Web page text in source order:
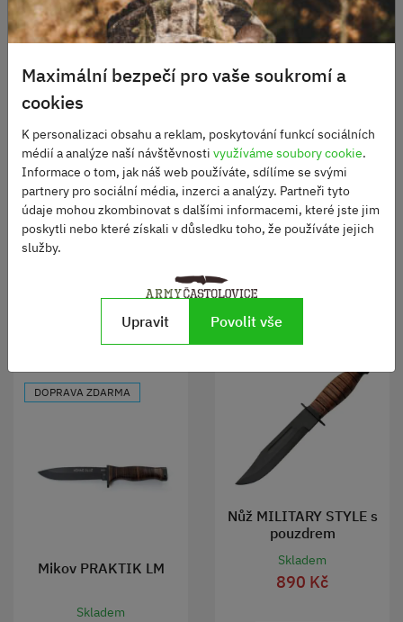
Bajonet Španělský CETME
typ 58 se závěsem
Skladem
1790 Kč
Nůž Smith&Wesson
EXTREME OPS karambit
hladké ostří ČERNÝ
Není skladem
1260 Kč
DOPRAVA ZDARMA
Mikov PRAKTIK LM
Skladem
Nůž MILITARY STYLE s
pouzdrem
Skladem
890 Kč
Maximální bezpečí pro vaše soukromí a
cookies
K personalizaci obsahu a reklam, poskytování funkcí sociálních
médií a analýze naší návštěvnosti využíváme soubory cookie.
Informace o tom, jak náš web používáte, sdílíme se svými
partnery pro sociální média, inzerci a analýzy. Partneři tyto
údaje mohou zkombinovat s dalšími informacemi, které jste jim
poskytli nebo které získali v důsledku toho, že používáte jejich
služby.
Upravit Povolit vše